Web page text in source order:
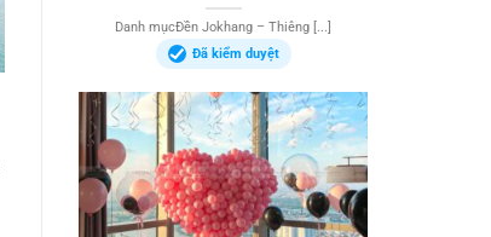
Danh mụcĐền Jokhang – Thiêng [...]
Đã kiểm duyệt